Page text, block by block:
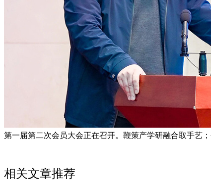
第一届第二次会员大会正在召开。鞭策产学研融合取手艺
相关文章推荐